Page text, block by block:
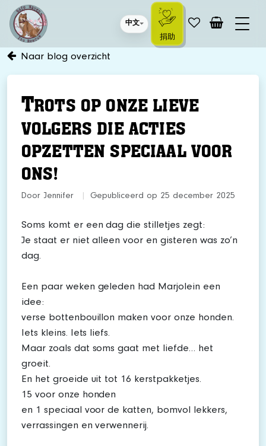
中文
捐助
Naar blog overzicht
TROTS OP ONZE LIEVE
VOLGERS DIE ACTIES
OPZETTEN SPECIAAL VOOR
ONS!
Door Jennifer Gepubliceerd op 25 december 2025
Soms komt er een dag die stilletjes zegt:
Je staat er niet alleen voor en gisteren was zo’n
dag.
Een paar weken geleden had Marjolein een
idee:
verse bottenbouillon maken voor onze honden.
Iets kleins. Iets liefs.
Maar zoals dat soms gaat met liefde… het
groeit.
En het groeide uit tot 16 kerstpakketjes.
15 voor onze honden
en 1 speciaal voor de katten, bomvol lekkers,
verrassingen en verwennerij.